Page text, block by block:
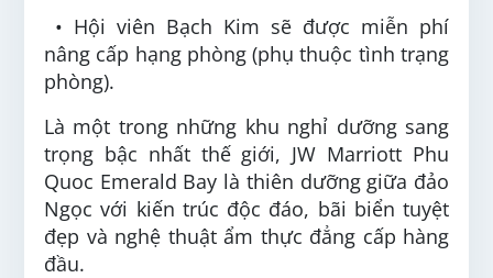
• Hội viên Bạch Kim sẽ được miễn phí
nâng cấp hạng phòng (phụ thuộc tình trạng
phòng).
Là một trong những khu nghỉ dưỡng sang
trọng bậc nhất thế giới, JW Marriott Phu
Quoc Emerald Bay là thiên dưỡng giữa đảo
Ngọc với kiến trúc độc đáo, bãi biển tuyệt
đẹp và nghệ thuật ẩm thực đẳng cấp hàng
đầu.